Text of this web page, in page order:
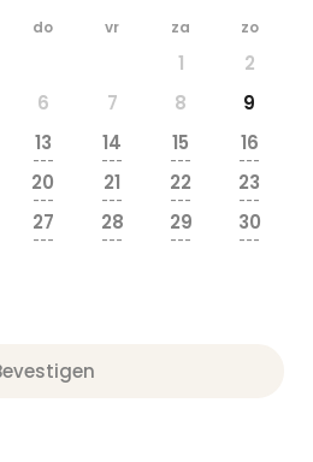
do vr za zo
1
2
6 7 8
9
13
---
14
---
15
---
16
---
20
---
21
---
22
---
23
---
27
---
28
---
29
---
30
---